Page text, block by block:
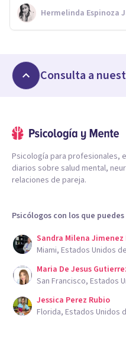
Hermelinda Espinoza
Consulta a
Psicología para profesionales,
diarios sobre salud mental,
relaciones de pareja.
Psicólogos con los que
Sandra Milena Jimenez
Miami, Estados Unidos
Maria De Jesus
San Francisco, Estados
Jessica Perez Rubio
Florida, Estados Unidos